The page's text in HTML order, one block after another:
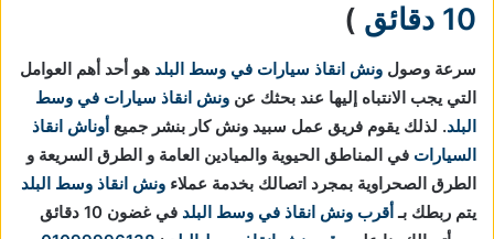
10 دقائق
)
سرعة وصول ونش انقاذ سيارات في وسط البلد هو أحد أهم العوامل
التي يجب الانتباه إليها عند بحثك عن ونش انقاذ سيارات في وسط
البلد. لذلك يقوم فريق عمل سبيد ونش كار بنشر جميع أوناش انقاذ
السيارات في المناطق الحيوية والميادين العامة و الطرق السريعة و
الطرق الصحراوية بمجرد اتصالك بخدمة عملاء ونش انقاذ وسط البلد
يتم ربطك بـأقرب ونش انقاذ في وسط البلد
في غضون 10 دقائق